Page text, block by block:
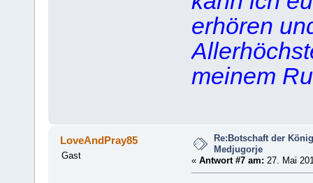
erhören
meinem
LoveAndPray85
Gast
Re:Botschaft der
Medjugorje
« Antwort #7 am: 27. Mai